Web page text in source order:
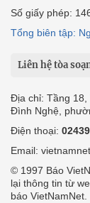
Số giấy phép:
Tổng biên tập:
Liên hệ tòa
Địa chỉ: Tầng 18,
Đình Nghệ,
Điện thoại:
Email:
© 1997 Báo
lại thông tin từ
báo VietNamNet.